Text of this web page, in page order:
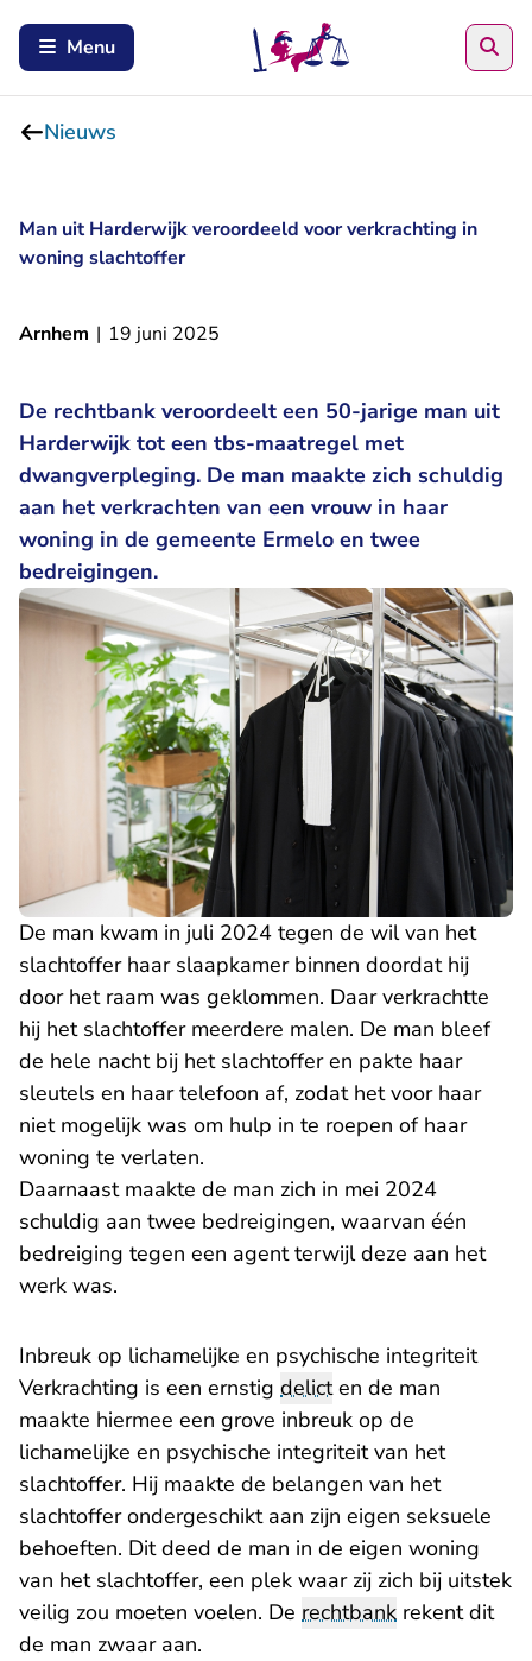
Menu
Nieuws
Man uit Harderwijk veroordeeld voor verkrachting in
woning slachtoffer
Arnhem | 19 juni 2025
De rechtbank veroordeelt een 50-jarige man uit
Harderwijk tot een tbs-maatregel met
dwangverpleging. De man maakte zich schuldig
aan het verkrachten van een vrouw in haar
woning in de gemeente Ermelo en twee
bedreigingen.
De man kwam in juli 2024 tegen de wil van het
slachtoffer haar slaapkamer binnen doordat hij
door het raam was geklommen. Daar verkrachtte
hij het slachtoffer meerdere malen. De man bleef
de hele nacht bij het slachtoffer en pakte haar
sleutels en haar telefoon af, zodat het voor haar
niet mogelijk was om hulp in te roepen of haar
woning te verlaten.
Daarnaast maakte de man zich in mei 2024
schuldig aan twee bedreigingen, waarvan één
bedreiging tegen een agent terwijl deze aan het
werk was.
Inbreuk op lichamelijke en psychische integriteit
Verkrachting is een ernstig delicten de man
maakte hiermee een grove inbreuk op de
lichamelijke en psychische integriteit van het
slachtoffer. Hij maakte de belangen van het
slachtoffer ondergeschikt aan zijn eigen seksuele
behoeften. Dit deed de man in de eigen woning
van het slachtoffer, een plek waar zij zich bij uitstek
veilig zou moeten voelen. De rechtbank rekent dit
de man zwaar aan.